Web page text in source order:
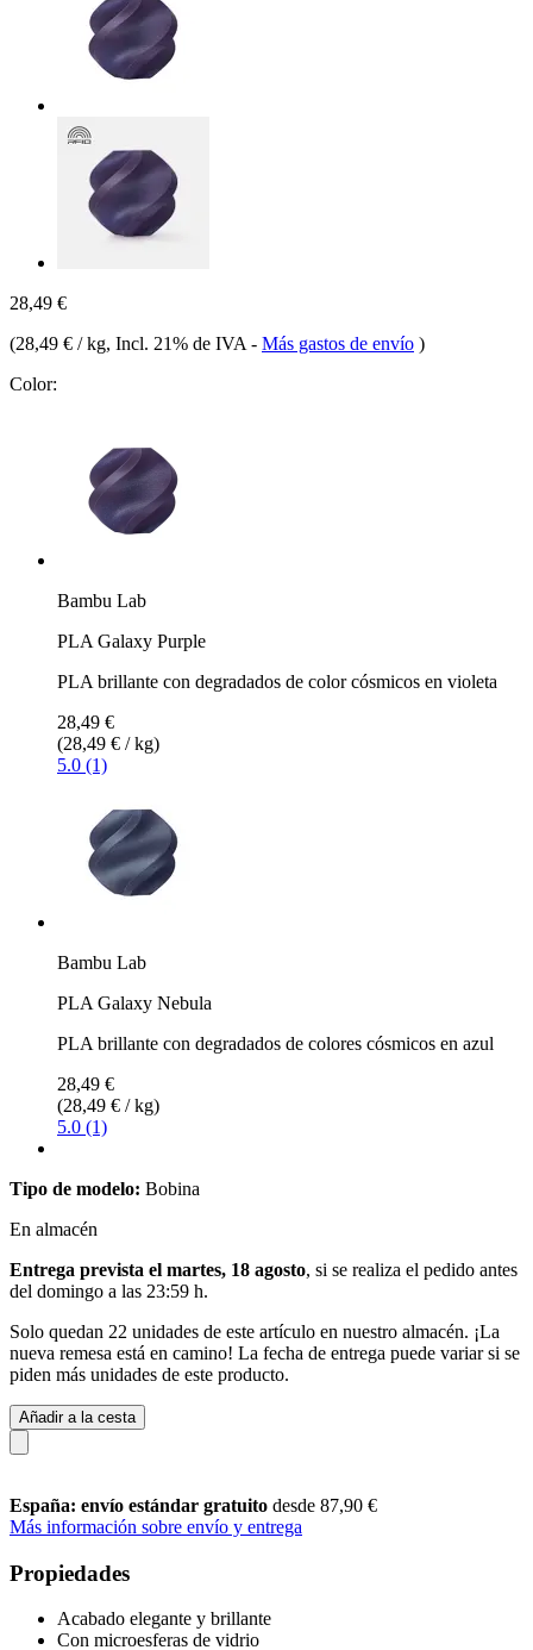
28,49 €
(28,49 € / kg, Incl. 21% de IVA - Más gastos de envío )
Color:
Bambu Lab
PLA Galaxy Purple
PLA brillante con degradados de color cósmicos en violeta
28,49 €
(28,49 € / kg)
5.0 (1)
Bambu Lab
PLA Galaxy Nebula
PLA brillante con degradados de colores cósmicos en azul
28,49 €
(28,49 € / kg)
5.0 (1)
Tipo de modelo: Bobina
En almacén
Entrega prevista el martes, 18 agosto, si se realiza el pedido antes
del domingo a las 23:59 h.
Solo quedan 22 unidades de este artículo en nuestro almacén. ¡La
nueva remesa está en camino! La fecha de entrega puede variar si se
piden más unidades de este producto.
Añadir a la cesta
España: envío estándar gratuito desde 87,90 €
Más información sobre envío y entrega
Propiedades
Acabado elegante y brillante
Con microesferas de vidrio